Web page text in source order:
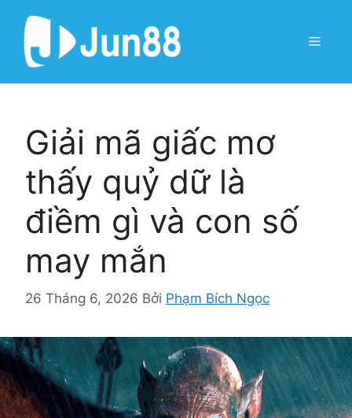
dung
Menu
Giải mã giấc mơ
thấy quỷ dữ là
điềm gì và con số
may mắn
26 Tháng 6, 2026 Bởi Phạm Bích Ngọc